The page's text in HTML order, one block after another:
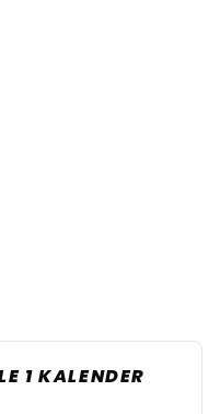
1 KALENDER